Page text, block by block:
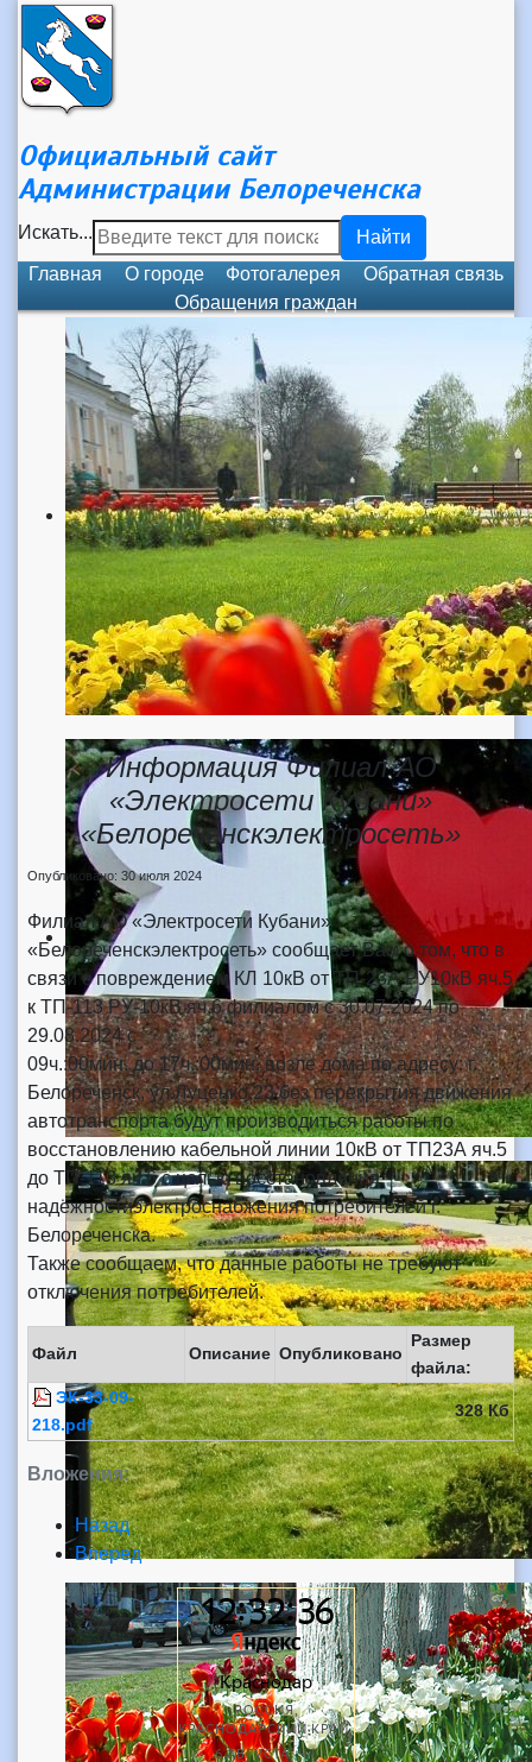
Официальный сайт
Администрации Белореченска
Искать...
Найти
Главная
О городе Фотогалерея
Обратная связь
Обращения граждан
Информация Филиал АО
«Электросети Кубани»
«Белореченскэлектросеть»
Опубликовано: 30 июля 2024
Филиал АО «Электросети Кубани»
«Белореченскэлектросеть» сообщает Вам о том, что в
связи с повреждением КЛ 10кВ от ТП-23А РУ10кВ яч.5
к ТП-113 РУ-10кВ яч.6 филиалом с 30.07.2024 по
29.08.2024 с
09ч.:00мин. до 17ч.:00мин. возле дома по адресу: г.
Белореченск, ул.Луценко,23 без перекрытия движения
автотранспорта будут производиться работы по
восстановлению кабельной линии 10кВ от ТП23А яч.5
до ТП-113 яч.6 с целью восстановления
надёжностиэлектроснабжения потребителей г.
Белореченска.
Также сообщаем, что данные работы не требуют
отключения потребителей.
Вложения:
Файл Описание Опубликовано
Размер
файла:
ЭК-33-09-
218.pdf
328 Кб
Назад
Вперед